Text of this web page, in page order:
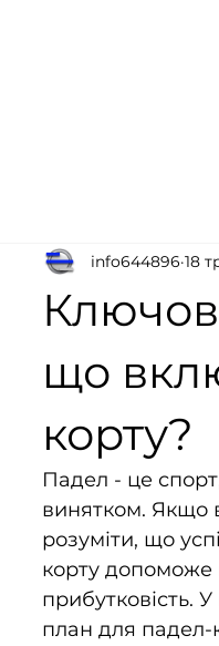
що
корту?
info644896 18
Падел - це
винятком. Якщо
розуміти, що
корту допоможе
прибутковість.
план для падел-